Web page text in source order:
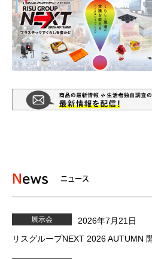
News ニュース
展示会
2026年7月21日
リスグループNEXT 2026 AUTUMN